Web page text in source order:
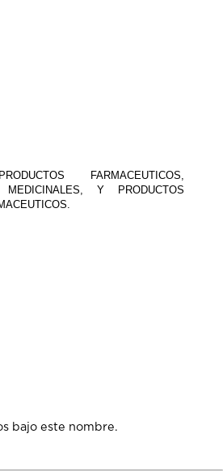
FARMACEUTICOS,
MEDICINALES, Y PRODUCTOS
bajo este nombre.